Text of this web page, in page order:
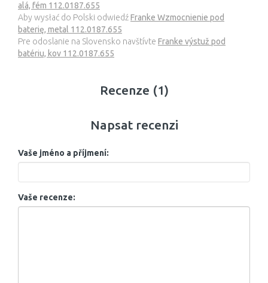
alá, fém 112.0187.655
Aby wysłać do Polski odwiedźFranke Wzmocnienie pod
baterię, metal 112.0187.655
Pre odoslanie na Slovensko navštívte Franke výstuž pod
batériu, kov 112.0187.655
Recenze (1)
Napsat recenzi
Vaše jméno a příjmení:
Vaše recenze: